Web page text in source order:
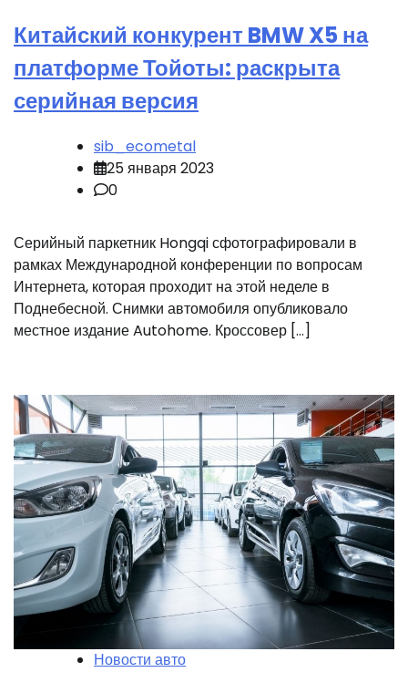
Китайский конкурент BMW X5 на
платформе Тойоты: раскрыта
серийная версия
sib_ecometal
25 января 2023
0
Серийный паркетник Hongqi сфотографировали в
рамках Международной конференции по вопросам
Интернета, которая проходит на этой неделе в
Поднебесной. Снимки автомобиля опубликовало
местное издание Autohome. Кроссовер […]
Новости авто